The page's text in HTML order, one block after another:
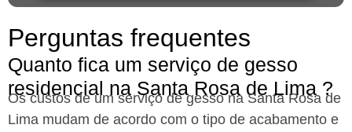
Perguntas frequentes
Quanto fica um serviço de gesso
residencial na Santa Rosa de Lima ?
Os custos de um serviço de gesso na Santa Rosa de
Lima mudam de acordo com o tipo de acabamento e